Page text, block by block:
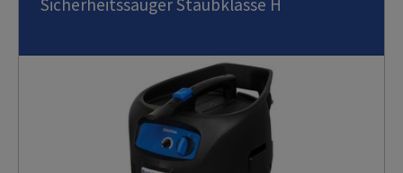
Sicherheitssauger Staubklasse H